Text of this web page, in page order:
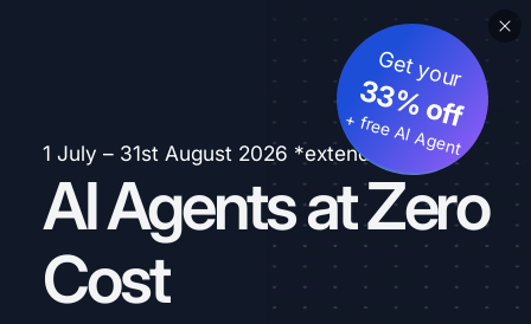
1 July – 31st August 2026 *extended
AI Agents at Zero
Cost
Get your
33% off
+ free AI Agent